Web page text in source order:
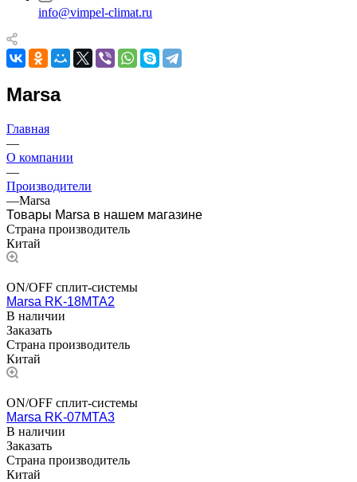
info@vimpel-climat.ru
Marsa
Главная
—
О компании
—
Производители
—Marsa
Товары Marsa в нашем магазине
Страна производитель
Китай
ON/OFF сплит-системы
Marsa RK-18MTA2
В наличии
Заказать
Страна производитель
Китай
ON/OFF сплит-системы
Marsa RK-07MTA3
В наличии
Заказать
Страна производитель
Китай